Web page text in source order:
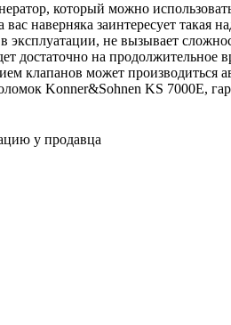
который можно
наверняка заинтересует
не вызывает
достаточно на
клапанов может производиться
Konner&Sohnen KS 7000E,
у продавца